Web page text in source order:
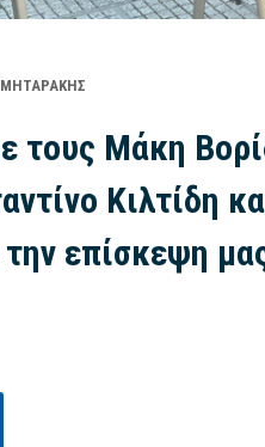
τους Μάκη
Κιλτίδη
επίσκεψη